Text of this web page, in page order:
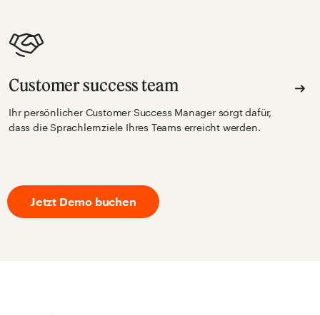
Customer success team
Ihr persönlicher Customer Success Manager sorgt dafür,
dass die Sprachlernziele Ihres Teams erreicht werden.
Jetzt Demo buchen